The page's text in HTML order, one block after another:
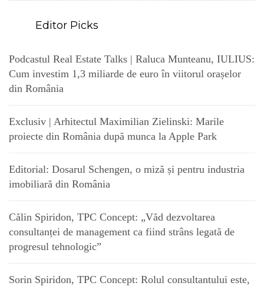
Editor Picks
Podcastul Real Estate Talks | Raluca Munteanu, IULIUS:
Cum investim 1,3 miliarde de euro în viitorul orașelor
din România
Exclusiv | Arhitectul Maximilian Zielinski: Marile
proiecte din România după munca la Apple Park
Editorial: Dosarul Schengen, o miză și pentru industria
imobiliară din România
Călin Spiridon, TPC Concept: „Văd dezvoltarea
consultanței de management ca fiind strâns legată de
progresul tehnologic”
Sorin Spiridon, TPC Concept: Rolul consultantului este,